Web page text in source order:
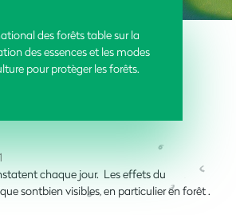
des forêts table sur la
des essences et les modes
pour protèger les forêts.
chaque jour. Les effets du
sontbien visibles, en particulier en forêt .